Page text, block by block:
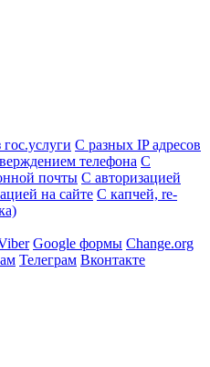
С разных IP адресов
телефона С
почты С авторизацией
на сайте С капчей, re-
Google формы Change.org
Телеграм Вконтакте